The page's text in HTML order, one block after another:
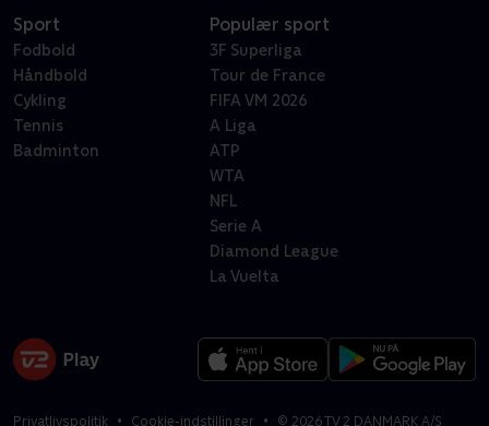
Sport
Fodbold
Håndbold
Cykling
Tennis
Badminton
Populær sport
3F Superliga
Tour de France
FIFA VM 2026
A Liga
ATP
WTA
NFL
Serie A
Diamond League
La Vuelta
Privatlivspolitik Cookie-indstillinger © 2026TV 2 DANMARK A/S